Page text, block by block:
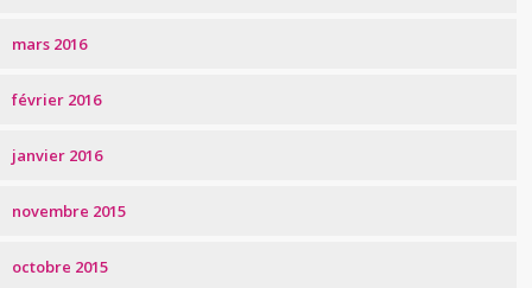
mars 2016
février 2016
janvier 2016
novembre 2015
octobre 2015